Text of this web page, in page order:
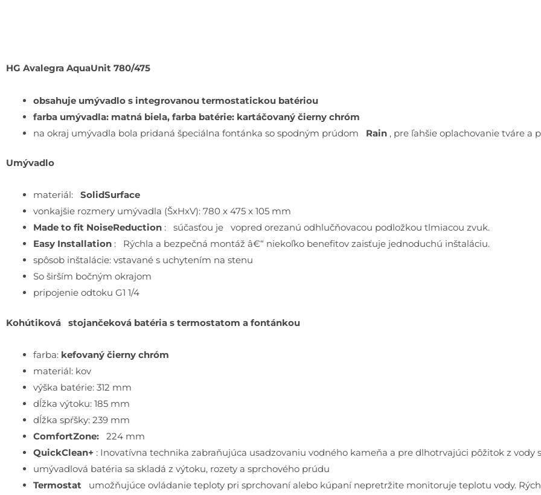
HG Avalegra AquaUnit 780/475
obsahuje umývadlo s integrovanou termostatickou batériou
farba umývadla: matná biela, farba batérie: kartáčovaný čierny chróm
na okraj umývadla bola pridaná špeciálna fontánka so spodným prúdom Rain , pre ľahšie oplachovanie tváre a
Umývadlo
materiál: SolidSurface
vonkajšie rozmery umývadla (ŠxHxV): 780 x 475 x 105 mm
Made to fit NoiseReduction : súčasťou je vopred orezanú odhlučňovacou podložkou tlmiacou zvuk.
Easy Installation : Rýchla a bezpečná montáž â€“ niekoľko benefitov zaisťuje jednoduchú inštaláciu.
spôsob inštalácie: vstavané s uchytením na stenu
So širším bočným okrajom
pripojenie odtoku G1 1/4
Kohútiková stojančeková batéria s termostatom a fontánkou
farba: kefovaný čierny chróm
materiál: kov
výška batérie: 312 mm
dĺžka výtoku: 185 mm
dĺžka spŕšky: 239 mm
ComfortZone:
224 mm
QuickClean+ : Inovatívna technika zabraňujúca usadzovaniu vodného kameňa a pre dlhotrvajúci pôžitok z
umývadlová batéria sa skladá z výtoku, rozety a sprchového prúdu
Termostat
umožňujúce ovládanie teploty pri sprchovaní alebo kúpaní nepretržite monitoruje teplotu vody.